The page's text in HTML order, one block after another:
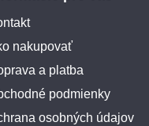
nakupovať
a platba
podmienky
osobných údajov